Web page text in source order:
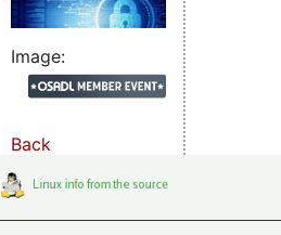
Image:
Back